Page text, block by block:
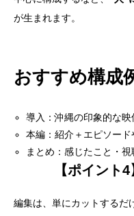
が生まれます。
おすすめ構成
導入：沖縄の印象的な映
本編：紹介＋エピソード
まとめ：感じたこと・
【ポイント
編集は、単にカットするだ